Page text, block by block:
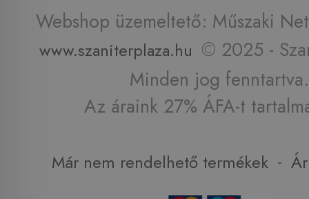
Webshop üzemeltető: Műszaki
www.szaniterplaza.hu © 2025 -
Minden jog fenntartva.
Az áraink 27% ÁFA-t
Már nem rendelhető termékek -